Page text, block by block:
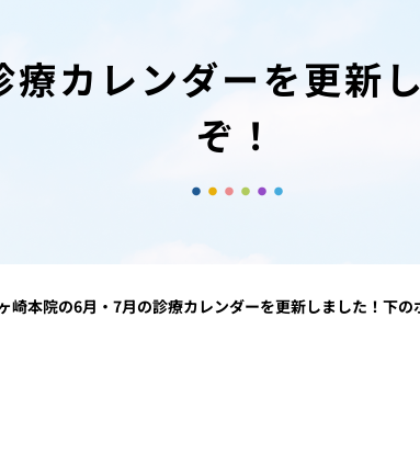
カレンダーを更新
ぞ！
崎本院の6月・7月の診療カレンダーを更新しました！下の